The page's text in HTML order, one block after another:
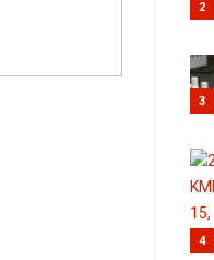
2
3
4